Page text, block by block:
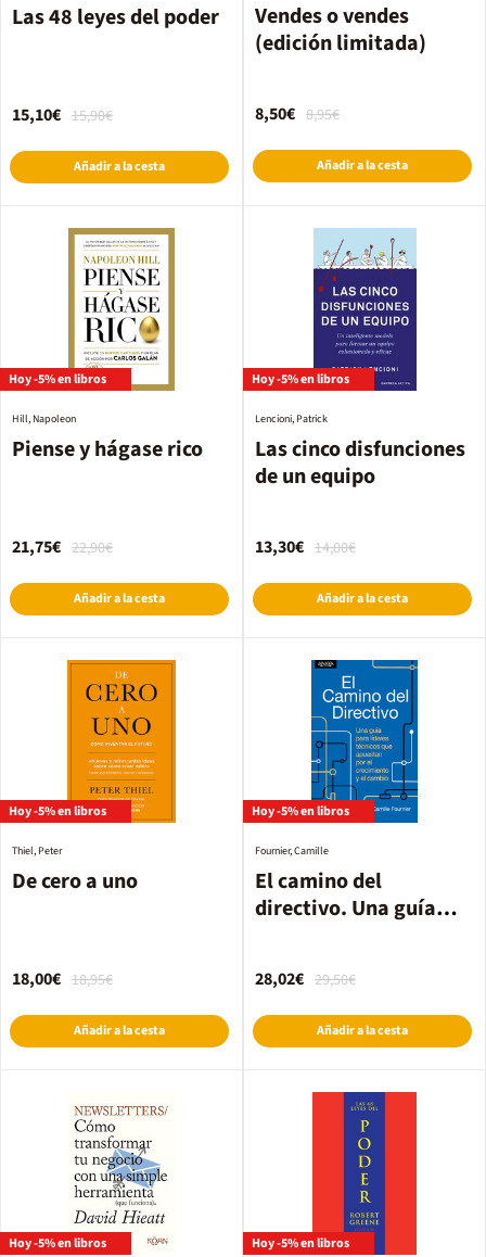
Las 48 leyes del poder
15,90€
15,10€
Añadir a la cesta
Vendes o vendes
(edición limitada)
8,95€
8,50€
Añadir a la cesta
Hoy -5% en libros
Piense y hágase rico
Hill, Napoleon
22,90€
21,75€
Añadir a la cesta
Hoy -5% en libros
Las cinco disfunciones
de un equipo
Lencioni, Patrick
14,00€
13,30€
Añadir a la cesta
Hoy -5% en libros
De cero a uno
Thiel, Peter
18,95€
18,00€
Añadir a la cesta
Hoy -5% en libros
El camino del
directivo. Una guía
crecimiento y el
cambio.
Fournier, Camille
29,50€
28,02€
Añadir a la cesta
Hoy -5% en libros Hoy -5% en libros